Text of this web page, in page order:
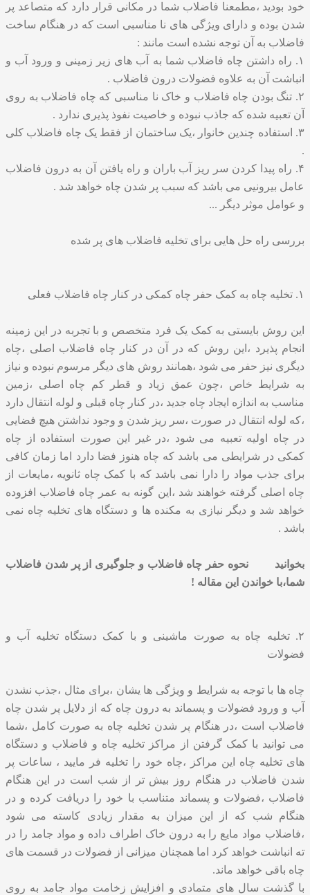
خود بودید ،مطمعنا فاضلاب شما در مکانی قرار دارد که متصاعد پر
شدن بوده و دارای ویژگی های نا مناسبی است که در هنگام ساخت
فاضلاب به آن توجه نشده است مانند :
۱. راه داشتن چاه فاضلاب شما به آب های زیر زمینی و ورود آب و
انباشت آن به علاوه فضولات درون فاضلاب .
۲. تنگ بودن چاه فاضلاب و خاک نا مناسبی که چاه فاضلاب به روی
آن تعبیه شده که جاذب نبوده و خاصیت نفوذ پذیری ندارد .
۳. استفاده چندین خانوار ،یک ساختمان از فقط یک چاه فاضلاب کلی
.
۴. راه پیدا کردن سر ریز آب باران و راه یافتن آن به درون فاضلاب
عامل بیرونیی می باشد که سبب پر شدن چاه خواهد شد .
و عوامل موثر دیگر ...
بررسی راه حل هایی برای تخلیه فاضلاب های پر شده
۱. تخلیه چاه به کمک حفر چاه کمکی در کنار چاه فاضلاب فعلی
این روش بایستی به کمک یک فرد متخصص و با تجربه در این زمینه
انجام پذیرد ،این روش که در آن در کنار چاه فاضلاب اصلی ،چاه
دیگری نیز حفر می شود ،همانند روش های دیگر مرسوم نبوده و نیاز
به شرایط خاص ،چون عمق زیاد و قطر کم چاه اصلی ،زمین
مناسب به اندازه ایجاد چاه جدید ،در کنار چاه قبلی و لوله انتقال دارد
،که لوله انتقال در صورت ،سر ریز شدن و وجود نداشتن هیچ فضایی
در چاه اولیه تعبیه می شود ،در غیر این صورت استفاده از چاه
کمکی در شرایطی می باشد که چاه هنوز فضا دارد اما زمان کافی
برای جذب مواد را دارا نمی باشد که با کمک چاه ثانویه ،مایعات از
چاه اصلی گرفته خواهند شد ،این گونه به عمر چاه فاضلاب افزوده
خواهد شد و دیگر نیازی به مکنده ها و دستگاه های تخلیه چاه نمی
باشد .
بخوانیدنحوه حفر چاه فاضلاب و جلوگیری از پر شدن فاضلاب
شما،با خواندن این مقاله !
۲. تخلیه چاه به صورت ماشینی و با کمک دستگاه تخلیه آب و
فضولات
چاه ها با توجه به شرایط و ویژگی ها یشان ،برای مثال ،جذب نشدن
آب و ورود فضولات و پسماند به درون چاه که از دلایل پر شدن چاه
فاضلاب است ،در هنگام پر شدن تخلیه چاه به صورت کامل ،شما
می توانید با کمک گرفتن از مراکز تخلیه چاه و فاضلاب و دستگاه
های تخلیه چاه این مراکز ،چاه خود را تخلیه فر مایید ، ساعات پر
شدن فاضلاب در هنگام روز بیش تر از شب است در این هنگام
فاضلاب ،فضولات و پسماند متناسب با خود را دریافت کرده و در
هنگام شب که از این میزان به مقدار زیادی کاسته می شود
،فاضلاب مواد مایع را به درون خاک اطراف داده و مواد جامد را در
ته انباشت خواهد کرد اما همچنان میزانی از فضولات در قسمت های
چاه باقی خواهد ماند.
با گذشت سال های متمادی و افزایش زخامت مواد جامد به روی